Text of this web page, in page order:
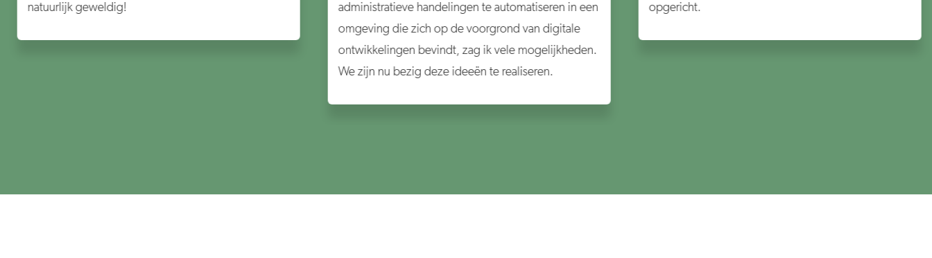
natuurlijk geweldig!
administratieve handelingen te automatiseren in een
omgeving die zich op de voorgrond van digitale
ontwikkelingen bevindt, zag ik vele mogelijkheden.
We zijn nu bezig deze ideeën te realiseren.
opgericht.